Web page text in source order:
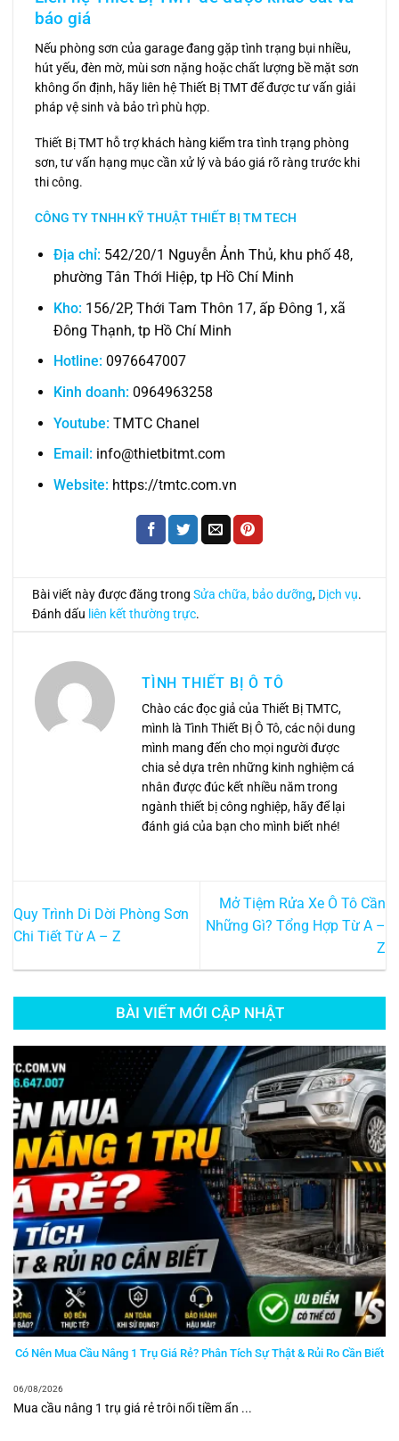
báo giá
Nếu phòng sơn của garage đang gặp tình trạng bụi nhiều,
hút yếu, đèn mờ, mùi sơn nặng hoặc chất lượng bề mặt sơn
không ổn định, hãy liên hệ Thiết Bị TMT để được tư vấn giải
pháp vệ sinh và bảo trì phù hợp.
Thiết Bị TMT hỗ trợ khách hàng kiểm tra tình trạng phòng
sơn, tư vấn hạng mục cần xử lý và báo giá rõ ràng trước khi
thi công.
CÔNG TY TNHH KỸ THUẬT THIẾT BỊ TM TECH
Địa chỉ: 542/20/1 Nguyễn Ảnh Thủ, khu phố 48,
phường Tân Thới Hiệp, tp Hồ Chí Minh
Kho: 156/2P, Thới Tam Thôn 17, ấp Đông 1, xã
Đông Thạnh, tp Hồ Chí Minh
Hotline: 0976647007
Kinh doanh: 0964963258
Youtube: TMTC Chanel
Email: info@thietbitmt.com
Website: https://tmtc.com.vn
Bài viết này được đăng trong Sửa chữa, bảo dưỡng, Dịch vụ.
Đánh dấu liên kết thường trực.
TÌNH THIẾT BỊ Ô TÔ
Chào các đọc giả của Thiết Bị TMTC,
mình là Tình Thiết Bị Ô Tô, các nội dung
mình mang đến cho mọi người được
chia sẻ dựa trên những kinh nghiệm cá
nhân được đúc kết nhiều năm trong
ngành thiết bị công nghiệp, hãy để lại
đánh giá của bạn cho mình biết nhé!
Quy Trình Di Dời Phòng Sơn
Chi Tiết Từ A – Z
Mở Tiệm Rửa Xe Ô Tô Cần
Những Gì? Tổng Hợp Từ A –
Z
BÀI VIẾT MỚI CẬP NHẬT
Có Nên Mua Cầu Nâng 1 Trụ Giá Rẻ? Phân Tích Sự Thật & Rủi Ro Cần Biết
06/08/2026
Mua cầu nâng 1 trụ giá rẻ trôi nổi tiềm ẩn ...